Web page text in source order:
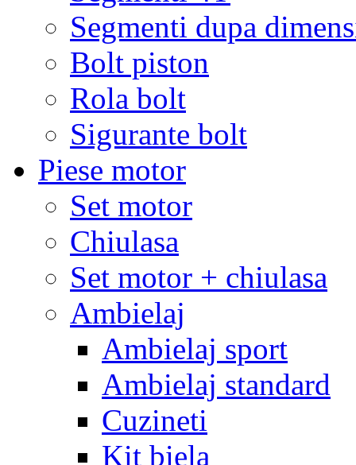
Segmenti dupa
Bolt piston
Rola bolt
Sigurante bolt
Piese motor
Set motor
Chiulasa
Set motor + chiulasa
Ambielaj
Ambielaj sport
Ambielaj standard
Cuzineti
Kit biela